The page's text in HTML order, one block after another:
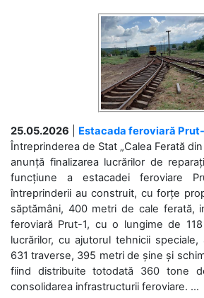
25.05.2026
Estacada feroviară
Întreprinderea de Stat „Calea Ferată
anunță finalizarea lucrărilor de
funcțiune a estacadei feroviare
întreprinderii au construit, cu forțe
săptămâni, 400 metri de cale ferată,
feroviară Prut-1, cu o lungime de
lucrărilor, cu ajutorul tehnicii
631 traverse, 395 metri de șine și
fiind distribuite totodată 360 tone
consolidarea infrastructurii feroviare. ...